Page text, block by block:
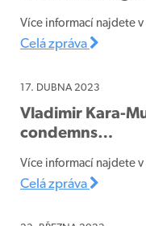
Více informací najdete
Celá zpráva
17. DUBNA 2023
Vladimir Kara-
condemns…
Více informací najdete
Celá zpráva